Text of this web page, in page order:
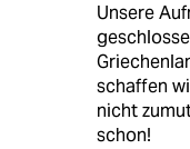
Unsere
schaffen
nicht
schon!